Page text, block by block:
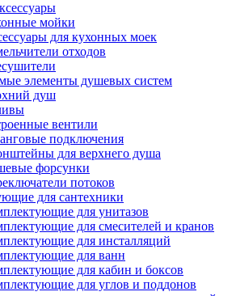
мойки
для кухонных моек
отходов
элементы душевых систем
душ
вентили
подключения
для верхнего душа
форсунки
потоков
для сантехники
для унитазов
для смесителей и кранов
для инсталляций
для ванн
для кабин и боксов
для углов и поддонов